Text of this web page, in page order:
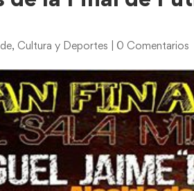
, Cultura y Deportes 0 Comentarios